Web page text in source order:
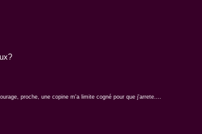
proche, une copine m'a limite cogné pour que j'arrete....